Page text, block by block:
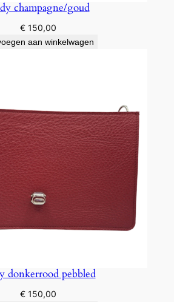
champagne/goud
€ 150,00
aan winkelwagen
donkerrood pebbled
€ 150,00